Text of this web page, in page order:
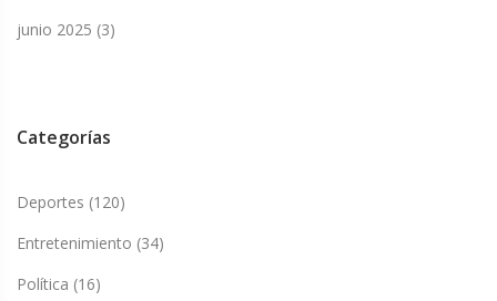
junio 2025 (3)
Categorías
Deportes (120)
Entretenimiento (34)
Política (16)